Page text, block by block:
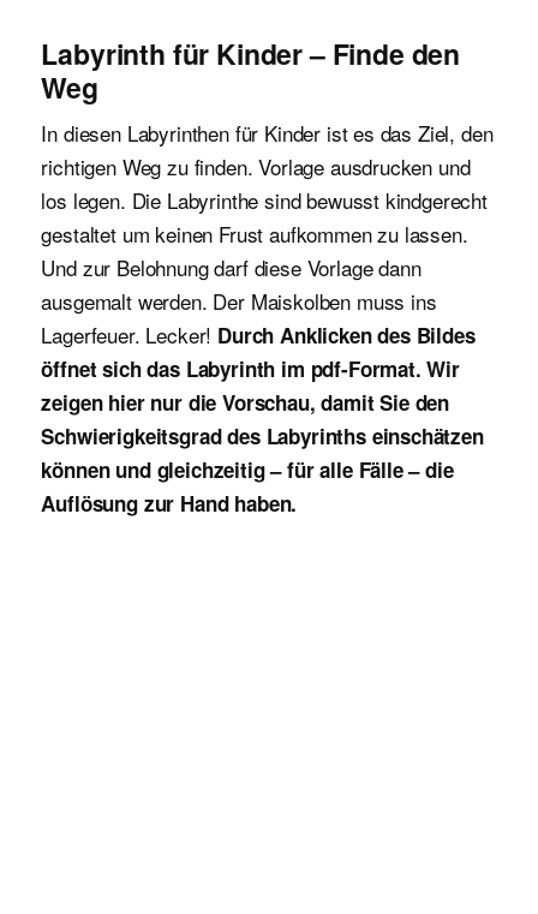
Labyrinth für Kinder – Finde den
Weg
In diesen Labyrinthen für Kinder ist es das Ziel, den
richtigen Weg zu finden. Vorlage ausdrucken und
los legen. Die Labyrinthe sind bewusst kindgerecht
gestaltet um keinen Frust aufkommen zu lassen.
Und zur Belohnung darf diese Vorlage dann
ausgemalt werden. Der Maiskolben muss ins
Lagerfeuer. Lecker! Durch Anklicken des Bildes
öffnet sich das Labyrinth im pdf-Format. Wir
zeigen hier nur die Vorschau, damit Sie den
Schwierigkeitsgrad des Labyrinths einschätzen
können und gleichzeitig – für alle Fälle – die
Auflösung zur Hand haben.